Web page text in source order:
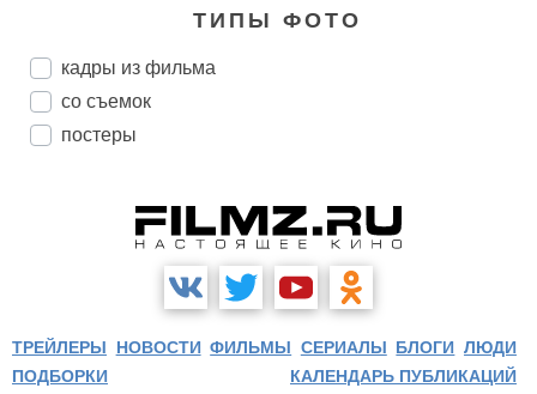
ТИПЫ ФОТО
кадры из фильма
со съемок
постеры
ТРЕЙЛЕРЫ НОВОСТИ ФИЛЬМЫ СЕРИАЛЫ БЛОГИ ЛЮДИ
ПОДБОРКИ
КАЛЕНДАРЬ ПУБЛИКАЦИЙ